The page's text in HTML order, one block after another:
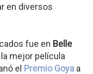
en diversos
fue en Belle
mejor película
el Premio Goya a